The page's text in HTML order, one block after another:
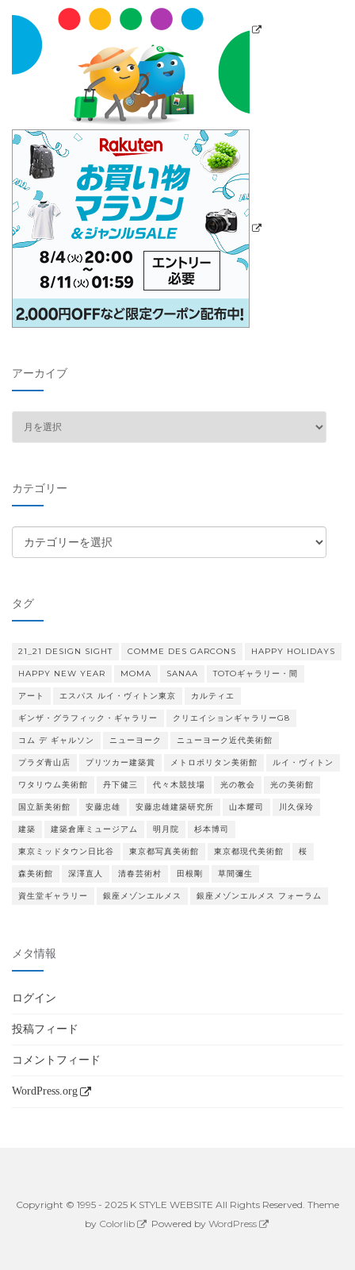
アーカイブ
ブ
カテゴリー
テ
ー
タグ
21_21 DESIGN SIGHT COMME DES GARCONS HAPPY HOLIDAYS
HAPPY NEW YEAR MOMA SANAA TOTOギャラリー・間
アート エスパス ルイ・ヴィトン東京 カルティエ
ギンザ・グラフィック・ギャラリー クリエイションギャラリーG8
コム デ ギャルソン ニューヨーク ニューヨーク近代美術館
プラダ青山店 プリツカー建築賞 メトロポリタン美術館 ルイ・ヴィトン
ワタリウム美術館 丹下健三 代々木競技場 光の教会 光の美術館
国立新美術館 安藤忠雄 安藤忠雄建築研究所 山本耀司 川久保玲
建築 建築倉庫ミュージアム 明月院 杉本博司
東京ミッドタウン日比谷 東京都写真美術館 東京都現代美術館 桜
森美術館 深澤直人 清春芸術村 田根剛 草間彌生
資生堂ギャラリー 銀座メゾンエルメス 銀座メゾンエルメス フォーラム
メタ情報
ログイン
投稿フィード
コメントフィード
WordPress.org
Copyright © 1995 - 2025 K STYLE WEBSITE All Rights Reserved. Theme
by Colorlib Powered by WordPress